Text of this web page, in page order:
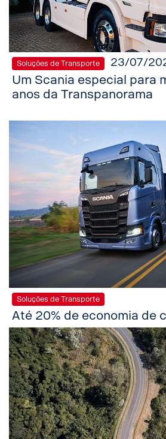
Soluções de Transporte 23/07/
Um Scania especial para
anos da Transpanorama
Soluções de Transporte
Até 20% de economia de